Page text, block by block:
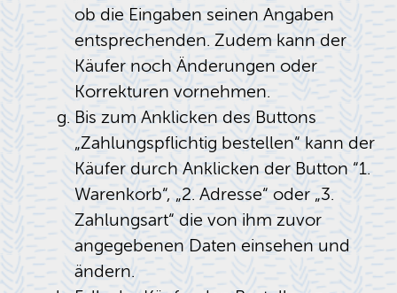
ob die Eingaben seinen Angaben
entsprechenden. Zudem kann der
Käufer noch Änderungen oder
Korrekturen vornehmen.
Bis zum Anklicken des Buttons
„Zahlungspflichtig bestellen“ kann der
Käufer durch Anklicken der Button “1.
Warenkorb“, „2. Adresse“ oder „3.
Zahlungsart“ die von ihm zuvor
angegebenen Daten einsehen und
ändern.